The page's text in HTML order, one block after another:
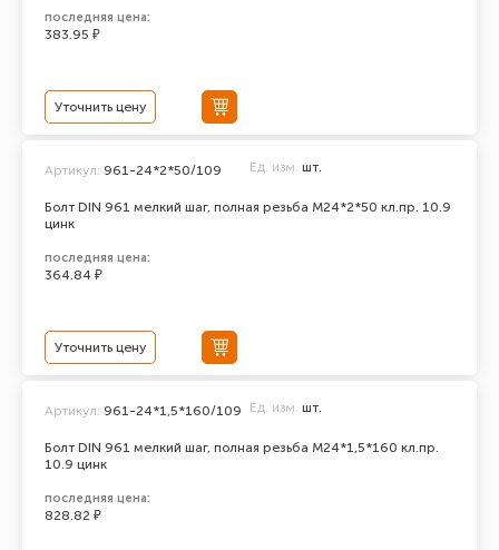
последняя цена:
383.95 ₽
Уточнить цену
Болт DIN 961 мелкий шаг, полная резьба M24*2*50 кл.пр. 10.9
цинк
Артикул: 961-24*2*50/109 Ед. изм. шт.
последняя цена:
364.84 ₽
Уточнить цену
Болт DIN 961 мелкий шаг, полная резьба M24*1,5*160 кл.пр.
10.9 цинк
Артикул: 961-24*1,5*160/109 Ед. изм. шт.
последняя цена:
828.82 ₽